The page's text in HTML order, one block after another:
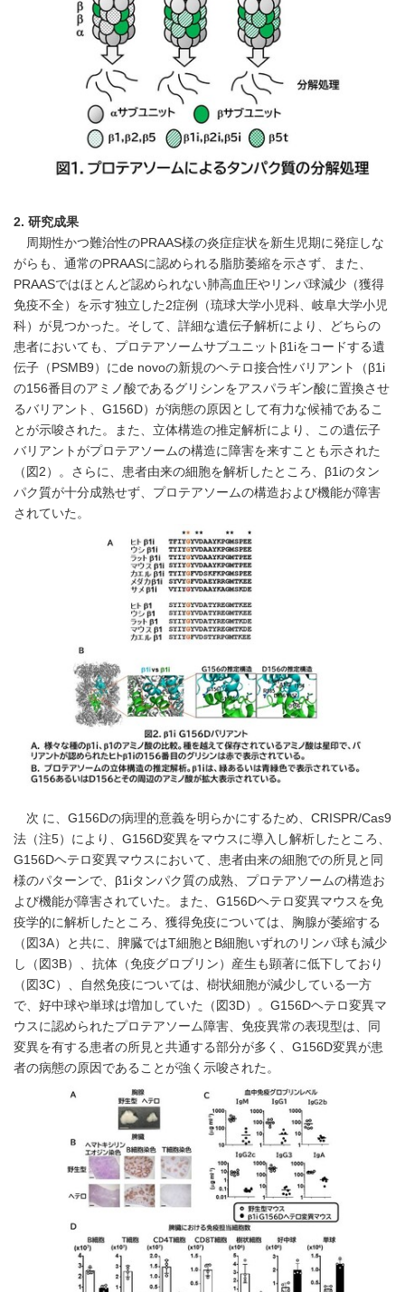
2. 研究成果
周期性かつ難治性のPRAAS様の炎症症状を新生児期に発症しな
がらも、通常のPRAASに認められる脂肪萎縮を示さず、また、
PRAASではほとんど認められない肺高血圧やリンパ球減少（獲得
免疫不全）を示す独立した2症例（琉球大学小児科、岐阜大学小児
科）が見つかった。そして、詳細な遺伝子解析により、どちらの
患者においても、プロテアソームサブユニットβ1iをコードする遺
伝子（PSMB9）にde novoの新規のヘテロ接合性バリアント（β1i
の156番目のアミノ酸であるグリシンをアスパラギン酸に置換させ
るバリアント、G156D）が病態の原因として有力な候補であるこ
とが示唆された。また、立体構造の推定解析により、この遺伝子
バリアントがプロテアソームの構造に障害を来すことも示された
（図2）。さらに、患者由来の細胞を解析したところ、β1iのタン
パク質が十分成熟せず、プロテアソームの構造および機能が障害
されていた。
次 に、G156Dの病理的意義を明らかにするため、CRISPR/Cas9
法（注5）により、G156D変異をマウスに導入し解析したところ、
G156Dヘテロ変異マウスにおいて、患者由来の細胞での所見と同
様のパターンで、β1iタンパク質の成熟、プロテアソームの構造お
よび機能が障害されていた。また、G156Dヘテロ変異マウスを免
疫学的に解析したところ、獲得免疫については、胸腺が萎縮する
（図3A）と共に、脾臓ではT細胞とB細胞いずれのリンパ球も減少
し（図3B）、抗体（免疫グロブリン）産生も顕著に低下しており
（図3C）、自然免疫については、樹状細胞が減少している一方
で、好中球や単球は増加していた（図3D）。G156Dヘテロ変異マ
ウスに認められたプロテアソーム障害、免疫異常の表現型は、同
変異を有する患者の所見と共通する部分が多く、G156D変異が患
者の病態の原因であることが強く示唆された。